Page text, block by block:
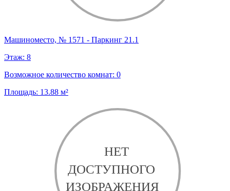
Машиноместо, № 1571 - Паркинг 21.1
Этаж: 8
Возможное количество комнат: 0
Площадь: 13.88 м²